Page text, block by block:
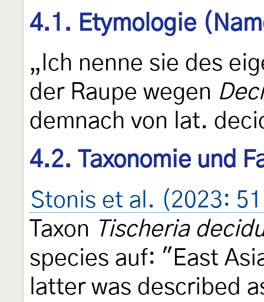
4.1. Etymologie
„Ich nenne sie des
der Raupe wegen
demnach von lat.
4.2. Taxonomie und
Stonis et al. (2023:
Taxon Tischeria
species auf: "East
latter was described